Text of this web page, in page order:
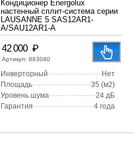
Кондиционер Energolux
настенный сплит-система серии
LAUSANNE 5 SAS12AR1-
A/SAU12AR1-A
42 000 ₽
Артикул: 883040
Инверторный
Нет
Площадь
35 (м2)
Уровень шума
24 дБ
Гарантия
4 года